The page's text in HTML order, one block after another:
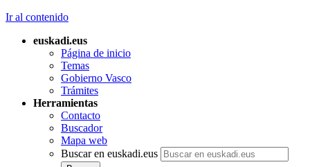
Ir al contenido
euskadi.eus
Página de inicio
Temas
Gobierno Vasco
Trámites
Herramientas
Contacto
Buscador
Mapa web
Buscar en euskadi.eus